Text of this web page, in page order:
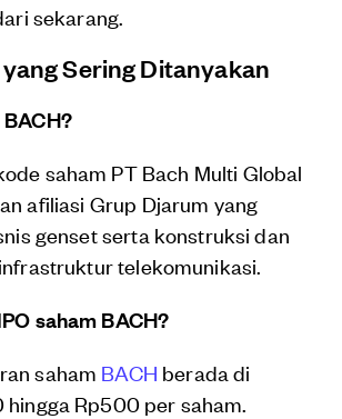
sekarang.
Sering Ditanyakan
saham PT Bach Multi Global
afiliasi Grup Djarum yang
genset serta konstruksi dan
telekomunikasi.
saham BACH?
saham BACH berada di
Rp500 per saham.